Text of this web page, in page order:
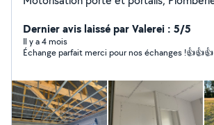
Dernier avis laissé par Valerei : 5/5
Il y a 4 mois
Échange parfait merci pour nos échanges !👍👍👍